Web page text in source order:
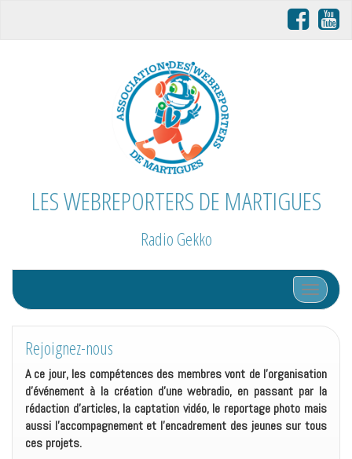
LES WEBREPORTERS DE MARTIGUES
Radio Gekko
Afficher/
Rejoignez-nous
A ce jour, les compétences des membres vont de l’organisation
d’événement à la création d’une webradio, en passant par la
rédaction d’articles, la captation vidéo, le reportage photo mais
aussi l’accompagnement et l’encadrement des jeunes sur tous
ces projets.